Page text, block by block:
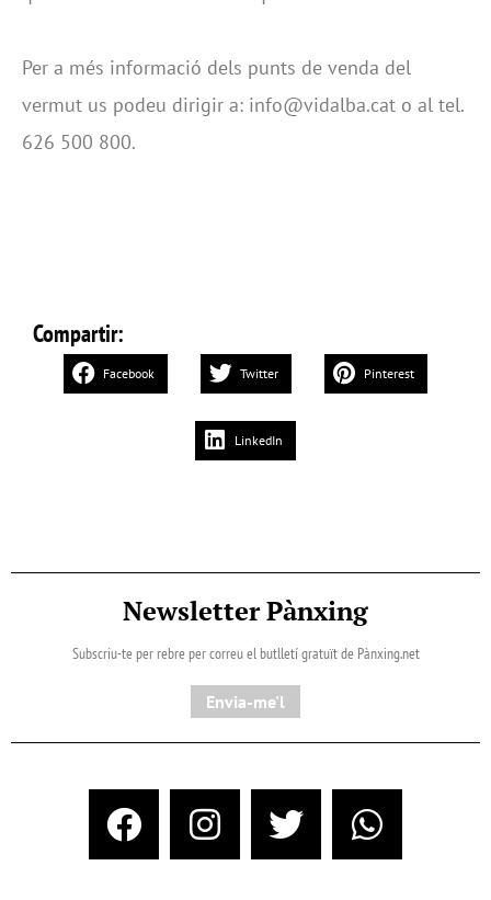
Per a més informació dels punts de venda del
vermut us podeu dirigir a: info@vidalba.cat o al tel.
626 500 800.
Compartir:
Facebook Twitter Pinterest
LinkedIn
Newsletter Pànxing
Subscriu-te per rebre per correu el butlletí gratuït de Pànxing.net​
Envia-me'l